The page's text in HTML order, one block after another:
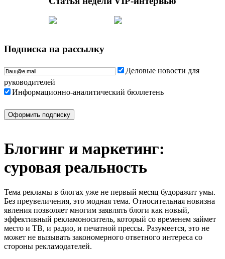
Подписка на рассылку
Деловые новости для
руководителей
Информационно-аналитический бюллетень
Блогинг и маркетинг:
суровая реальность
Тема рекламы в блогах уже не первый месяц будоражит умы.
Без преувеличения, это модная тема. Относительная новизна
явления позволяет многим заявлять блоги как новый,
эффективный рекламоноситель, который со временем займет
место и ТВ, и радио, и печатной прессы. Разумеется, это не
может не вызывать закономерного ответного интереса со
стороны рекламодателей.